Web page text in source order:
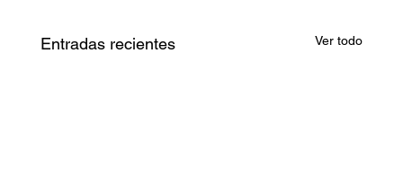
Entradas recientes Ver todo